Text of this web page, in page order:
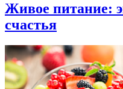
Живое питание:
счастья